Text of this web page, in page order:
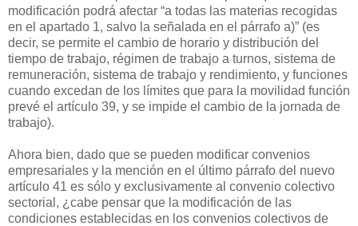
modificación podrá afectar “a todas las materias recogidas
en el apartado 1, salvo la señalada en el párrafo a)” (es
decir, se permite el cambio de horario y distribución del
tiempo de trabajo, régimen de trabajo a turnos, sistema de
remuneración, sistema de trabajo y rendimiento, y funciones
cuando excedan de los límites que para la movilidad función
prevé el artículo 39, y se impide el cambio de la jornada de
trabajo).
Ahora bien, dado que se pueden modificar convenios
empresariales y la mención en el último párrafo del nuevo
artículo 41 es sólo y exclusivamente al convenio colectivo
sectorial, ¿cabe pensar que la modificación de las
condiciones establecidas en los convenios colectivos de